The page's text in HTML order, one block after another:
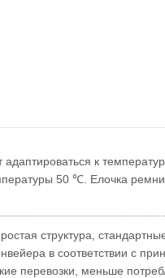
адаптироваться к
50 ℃. Елочка
структура,
в соответствии с
перевозки, меньше